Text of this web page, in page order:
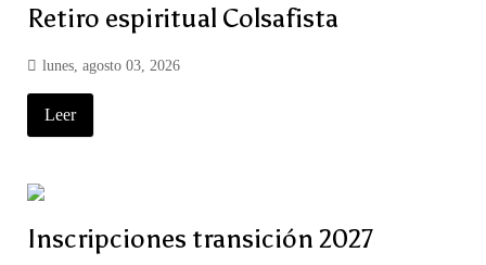
Retiro espiritual Colsafista
lunes, agosto 03, 2026
Leer
Inscripciones transición 2027